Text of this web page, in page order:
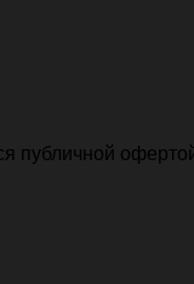
публичной